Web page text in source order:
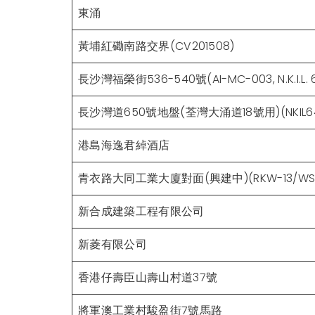
東涌
黃埔紅磡南路交界(CV201508)
長沙灣福榮街536-540號(AI-MC-003, N.K.I.L.
長沙灣道650號地盤(荃灣大涌道18號用
港島海逸君綽酒店
青衣路大同工業大廈對面(興建中)(RKW-13/
新合成建築工程有限公司
新菱有限公司
香港仔壽臣山壽山村道37號
將軍澳工業村駿盈街7號馬路